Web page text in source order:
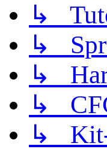
↳
↳
↳
↳
↳